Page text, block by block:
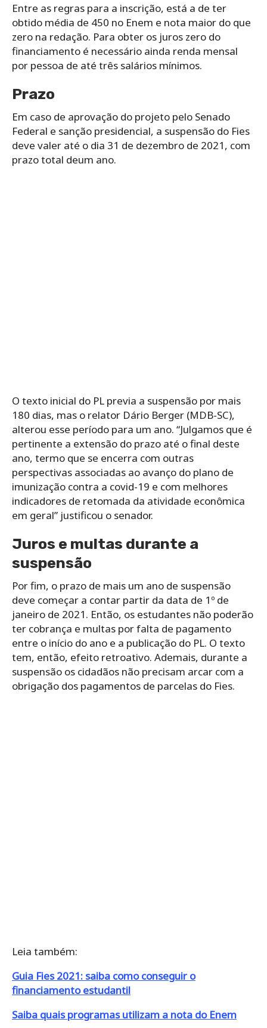
Entre as regras para a inscrição, está a de ter
obtido média de 450 no Enem e nota maior do que
zero na redação. Para obter os juros zero do
financiamento é necessário ainda renda mensal
por pessoa de até três salários mínimos.
Prazo
Em caso de aprovação do projeto pelo Senado
Federal e sanção presidencial, a suspensão do Fies
deve valer até o dia 31 de dezembro de 2021, com
prazo total deum ano.
O texto inicial do PL previa a suspensão por mais
180 dias, mas o relator Dário Berger (MDB-SC),
alterou esse período para um ano. “Julgamos que é
pertinente a extensão do prazo até o final deste
ano, termo que se encerra com outras
perspectivas associadas ao avanço do plano de
imunização contra a covid-19 e com melhores
indicadores de retomada da atividade econômica
em geral” justificou o senador.
Juros e multas durante a
suspensão
Por fim, o prazo de mais um ano de suspensão
deve começar a contar partir da data de 1º de
janeiro de 2021. Então, os estudantes não poderão
ter cobrança e multas por falta de pagamento
entre o início do ano e a publicação do PL. O texto
tem, então, efeito retroativo. Ademais, durante a
suspensão os cidadãos não precisam arcar com a
obrigação dos pagamentos de parcelas do Fies.
Leia também:
Guia Fies 2021: saiba como conseguir o
financiamento estudantil
Saiba quais programas utilizam a nota do Enem